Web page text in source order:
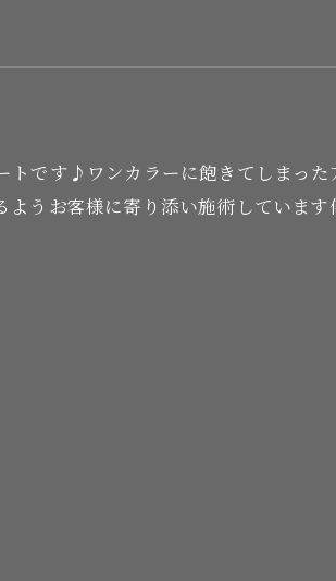
トです♪ワンカラーに飽きてしまった
うお客様に寄り添い施術しています